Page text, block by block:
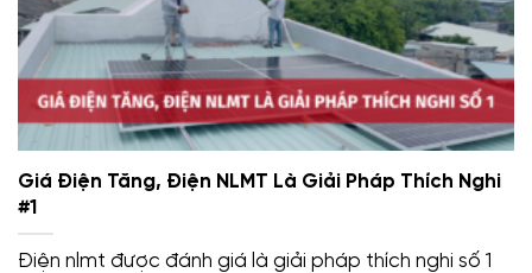
Giá Điện Tăng, Điện NLMT Là Giải Pháp Thích Nghi
#1
Điện nlmt được đánh giá là giải pháp thích nghi số 1